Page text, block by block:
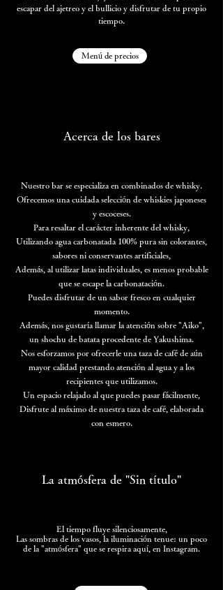
escapar del ajetreo y el bullicio y disfrutar de tu propio
tiempo.
Menú de precios
Acerca de los bares
Nuestro bar se especializa en combinados de whisky.
Ofrecemos una cuidada selección de whiskies japoneses
y escoceses.
Para resaltar el carácter inherente del whisky,
Utilizando agua carbonatada 100% pura sin colorantes,
sabores ni conservantes artificiales,
Además, al utilizar latas individuales, es menos probable
que se escape la carbonatación.
Puedes disfrutar de un sabor fresco en cualquier
momento.
Además, nos gustaría llamar la atención sobre "Aiko",
un shochu de batata procedente de Yakushima.
Nos esforzamos por ofrecerle una taza de café de aún
mayor calidad prestando atención al agua y a los
recipientes que utilizamos.
Un espacio relajado al que puedes pasar fácilmente,
Disfrute al máximo de nuestra taza de café, elaborada
con esmero.
La atmósfera de "Sin título"
El tiempo fluye silenciosamente,
Las sombras de los vasos, la iluminación tenue: un poco
de la "atmósfera" que se respira aquí, en Instagram.